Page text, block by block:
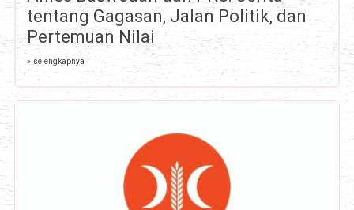
tentang Gagasan, Jalan Politik, dan
Pertemuan Nilai
» selengkapnya